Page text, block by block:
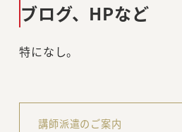
ブログ、HPなど
特になし。
講師派遣のご案内